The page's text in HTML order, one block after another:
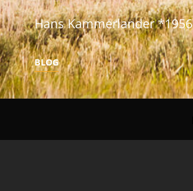
Hans Kammerlander *1956
BLOGBLOG